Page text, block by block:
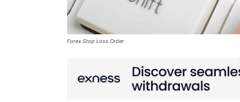
Forex Stop Loss Order